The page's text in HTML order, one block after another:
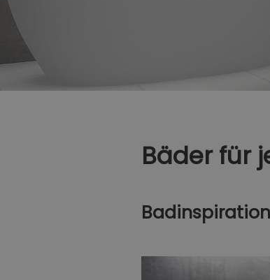
Bäder für